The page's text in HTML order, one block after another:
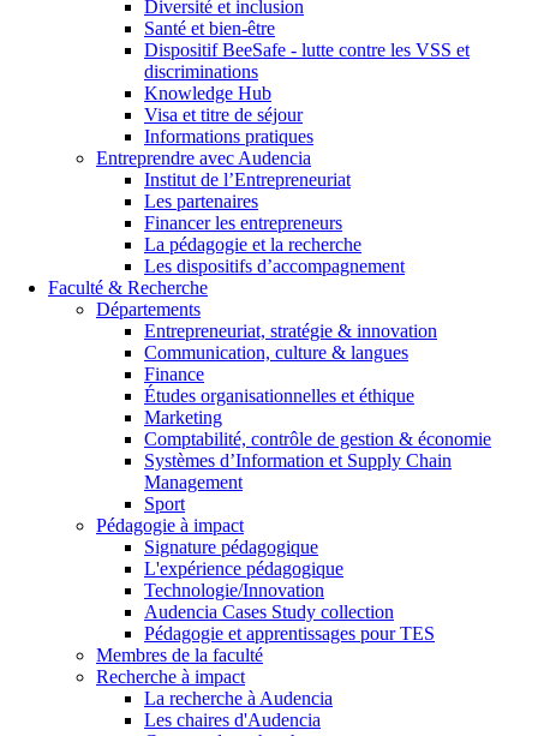
Diversité et inclusion
Santé et bien-être
Dispositif BeeSafe - lutte contre les VSS et
discriminations
Knowledge Hub
Visa et titre de séjour
Informations pratiques
Entreprendre avec Audencia
Institut de l’Entrepreneuriat
Les partenaires
Financer les entrepreneurs
La pédagogie et la recherche
Les dispositifs d’accompagnement
Faculté & Recherche
Départements
Entrepreneuriat, stratégie & innovation
Communication, culture & langues
Finance
Études organisationnelles et éthique
Marketing
Comptabilité, contrôle de gestion & économie
Systèmes d’Information et Supply Chain
Management
Sport
Pédagogie à impact
Signature pédagogique
L'expérience pédagogique
Technologie/Innovation
Audencia Cases Study collection
Pédagogie et apprentissages pour TES
Membres de la faculté
Recherche à impact
La recherche à Audencia
Les chaires d'Audencia